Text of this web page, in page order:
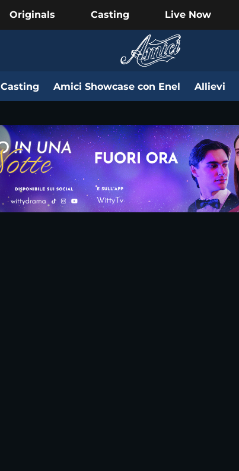
Originals Casting Live Now
Casting Amici Showcase con Enel Allievi